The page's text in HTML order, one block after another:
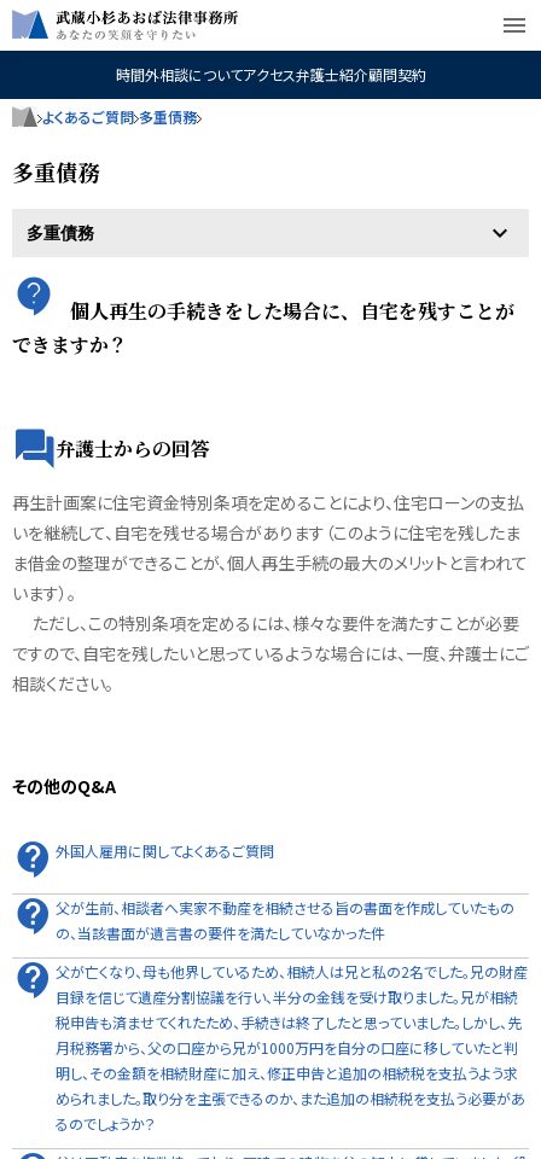
menu
時間外相談についてアクセス弁護士紹介顧問契約
よくあるご質問 多重債務
多重債務
個人再生の手続きをした場合に、自宅を残すことが
できますか？
弁護士からの回答
再生計画案に住宅資金特別条項を定めることにより、住宅ローンの支払
いを継続して、自宅を残せる場合があります（このように住宅を残したま
ま借金の整理ができることが、個人再生手続の最大のメリットと言われて
います）。
ただし、この特別条項を定めるには、様々な要件を満たすことが必要
ですので、自宅を残したいと思っているような場合には、一度、弁護士にご
相談ください。
その他のQ&A
外国人雇用に関してよくあるご質問
父が生前、相談者へ実家不動産を相続させる旨の書面を作成していたもの
の、当該書面が遺言書の要件を満たしていなかった件
父が亡くなり、母も他界しているため、相続人は兄と私の2名でした。兄の財産
目録を信じて遺産分割協議を行い、半分の金銭を受け取りました。兄が相続
税申告も済ませてくれたため、手続きは終了したと思っていました。しかし、先
月税務署から、父の口座から兄が1000万円を自分の口座に移していたと判
明し、その金額を相続財産に加え、修正申告と追加の相続税を支払うよう求
められました。取り分を主張できるのか、また追加の相続税を支払う必要があ
るのでしょうか？